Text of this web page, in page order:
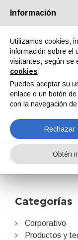
Quiénes somos Socios
Noticias
Categorías
Corporativo
Productos y
Información
Utilizamos cookies,
información sobre el
visitantes, según se
cookies.
Puedes aceptar su
enlace o un botón
con la navegación
Rechazar
Obtén